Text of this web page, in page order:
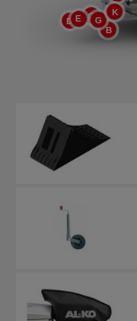
B
C
D E G
K